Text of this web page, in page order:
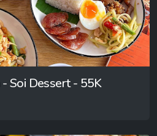
Soi Dessert - 55K